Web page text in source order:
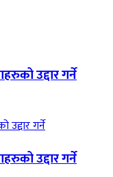
उद्दार गर्ने
उद्दार गर्ने